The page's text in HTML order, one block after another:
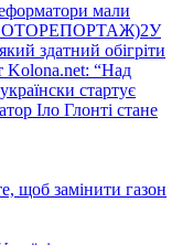
мали
(ФОТОРЕПОРТАЖ)2У
здатний обігріти
Kolona.net: “Над
стартує
Іло Глонті стане
щоб замінити газон